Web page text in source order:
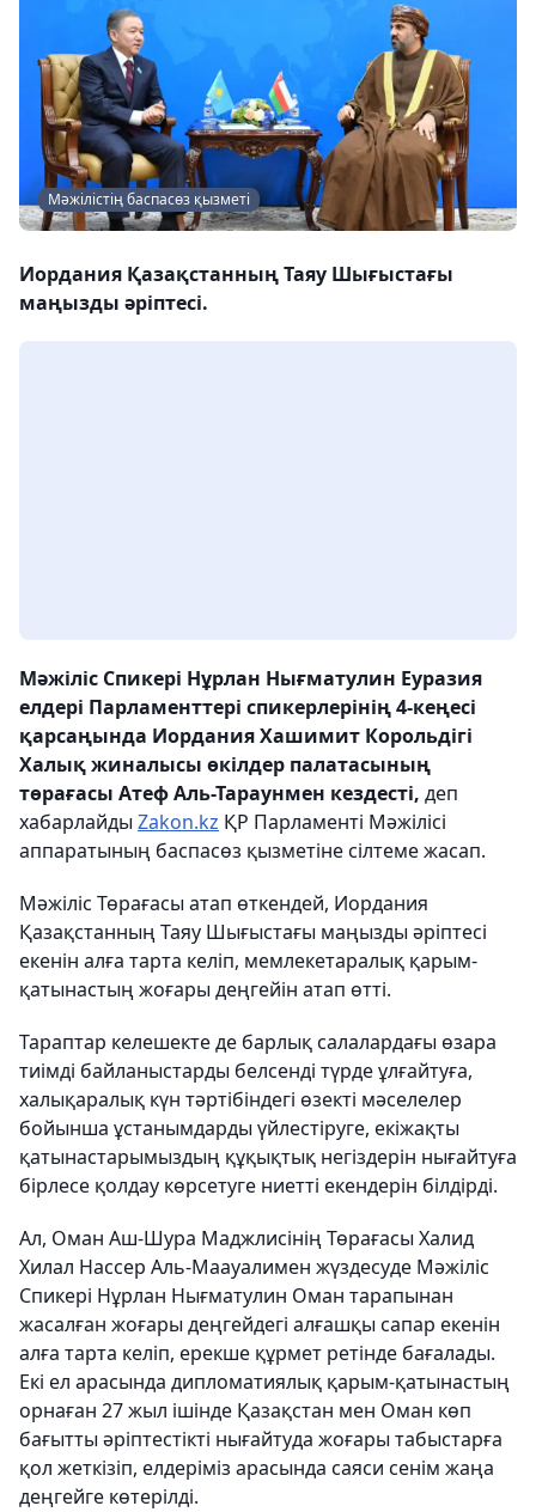
Мәжілістің баспасөз қызметі
Иордания Қазақстанның Таяу Шығыстағы
маңызды әріптесі.
Мәжіліс Спикері Нұрлан Нығматулин Еуразия
елдері Парламенттері спикерлерінің 4-кеңесі
қарсаңында Иордания Хашимит Корольдігі
Халық жиналысы өкілдер палатасының
төрағасы Атеф Аль-Тараунмен кездесті, деп
хабарлайды Zakon.kz ҚР Парламенті Мәжілісі
аппаратының баспасөз қызметіне сілтеме жасап.
Мәжіліс Төрағасы атап өткендей, Иордания
Қазақстанның Таяу Шығыстағы маңызды әріптесі
екенін алға тарта келіп, мемлекетаралық қарым-
қатынастың жоғары деңгейін атап өтті.
Тараптар келешекте де барлық салалардағы өзара
тиімді байланыстарды белсенді түрде ұлғайтуға,
халықаралық күн тәртібіндегі өзекті мәселелер
бойынша ұстанымдарды үйлестіруге, екіжақты
қатынастарымыздың құқықтық негіздерін нығайтуға
бірлесе қолдау көрсетуге ниетті екендерін білдірді.
Ал, Оман Аш-Шура Маджлисінің Төрағасы Халид
Хилал Нассер Аль-Маауалимен жүздесуде Мәжіліс
Спикері Нұрлан Нығматулин Оман тарапынан
жасалған жоғары деңгейдегі алғашқы сапар екенін
алға тарта келіп, ерекше құрмет ретінде бағалады.
Екі ел арасында дипломатиялық қарым-қатынастың
орнаған 27 жыл ішінде Қазақстан мен Оман көп
бағытты әріптестікті нығайтуда жоғары табыстарға
қол жеткізіп, елдеріміз арасында саяси сенім жаңа
деңгейге көтерілді.